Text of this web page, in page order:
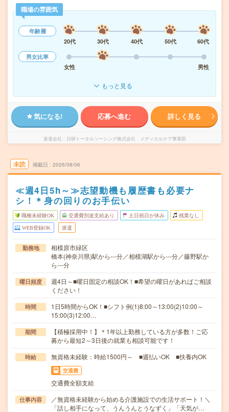
職場の雰囲気
年齢層
20代
30代 40代 50代
60代
男女比率
女性
男性
もっと見る
気になる! 応募へ進む 詳しく見る
派遣会社 日研トータルソーシング株式会社 メディカルケア事業部
未読 掲載日 2026/08/06
≪週4日5h～≫志望動機も履歴書も必要ナ
シ！＊身の回りのお手伝い
職種未経験OK 交通費別途支給あり 土日祝日が休み 残業なし
WEB登録OK 派遣
勤務地
相模原市緑区
橋本(神奈川県)駅から---分／相模湖駅から---分／藤野駅か
ら---分
曜日頻度
週4日～■曜日固定の相談OK！■希望の曜日があればご相談
ください！
時間
1日5時間からOK！■シフト例(1)8:00～13:00(2)10:00～
15:00(3)12:00…
期間
【積極採用中！】＊1年以上勤務している方が多数！ご応
募から最短2～3日後の就業も相談可能です！
時給 無資格未経験：時給1500円～ ■週払いOK ■扶養内OK
交通費
交通費全額支給
仕事内容
／無資格未経験から始める介護施設での生活サポート！＼
「話し相手になって、うんうんとうなずく」「天気が…